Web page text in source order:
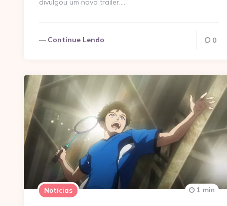
divulgou um novo trailer….
Continue Lendo 0
Notícias 1 min